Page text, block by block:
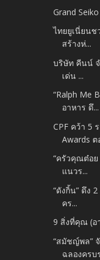
Grand Seiko
ไทยยูเนี่ยนช
สร้างห่...
บริษัท คีนน์
เด่น ...
“Ralph Me
อาหาร ดึ...
CPF คว้า 5
Awards ต
“ครัวคุณต๋อย
แนวร...
“ดังกิ้น” ดึง
คร...
9 สิ่งที่คุณ (อา
“สมัชญ์พล”
ฉลองครบ